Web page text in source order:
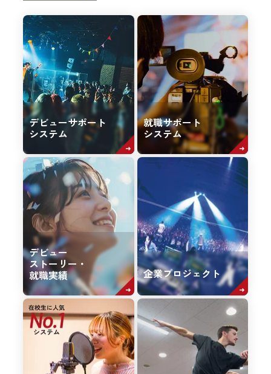
デビューサポート
システム
就職サポート
システム
デビュー
ストーリー・
就職実績 企業プロジェクト